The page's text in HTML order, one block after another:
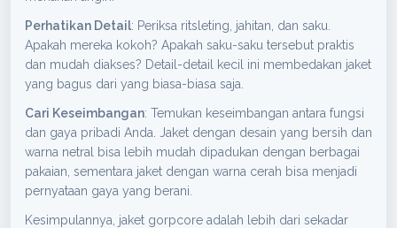
Perhatikan Detail: Periksa ritsleting, jahitan, dan saku.
Apakah mereka kokoh? Apakah saku-saku tersebut praktis
dan mudah diakses? Detail-detail kecil ini membedakan jaket
yang bagus dari yang biasa-biasa saja.
Cari Keseimbangan: Temukan keseimbangan antara fungsi
dan gaya pribadi Anda. Jaket dengan desain yang bersih dan
warna netral bisa lebih mudah dipadukan dengan berbagai
pakaian, sementara jaket dengan warna cerah bisa menjadi
pernyataan gaya yang berani.
Kesimpulannya, jaket gorpcore adalah lebih dari sekadar